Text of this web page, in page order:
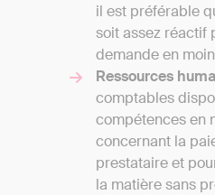
il est préférable
soit assez réactif
demande en
Ressources
comptables
compétences en
concernant la
prestataire et
la matière sans